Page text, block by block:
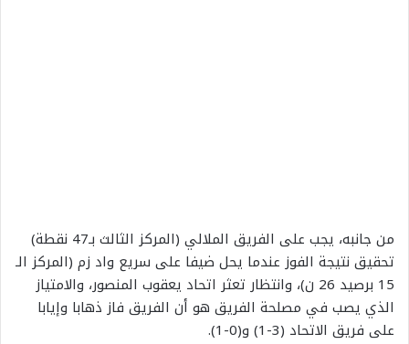
من جانبه، يجب على الفريق الملالي (المركز الثالث بـ47 نقطة)
تحقيق نتيجة الفوز عندما يحل ضيفا على سريع واد زم (المركز الـ
15 برصيد 26 ن)، وانتظار تعثر اتحاد يعقوب المنصور، والامتياز
الذي يصب في مصلحة الفريق هو أن الفريق فاز ذهابا وإيابا
على فريق الاتحاد (3-1) و(0-1).